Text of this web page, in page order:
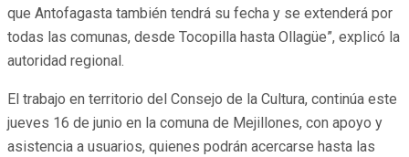
que Antofagasta también tendrá su fecha y se extenderá por
todas las comunas, desde Tocopilla hasta Ollagüe”, explicó la
autoridad regional.
El trabajo en territorio del Consejo de la Cultura, continúa este
jueves 16 de junio en la comuna de Mejillones, con apoyo y
asistencia a usuarios, quienes podrán acercarse hasta las